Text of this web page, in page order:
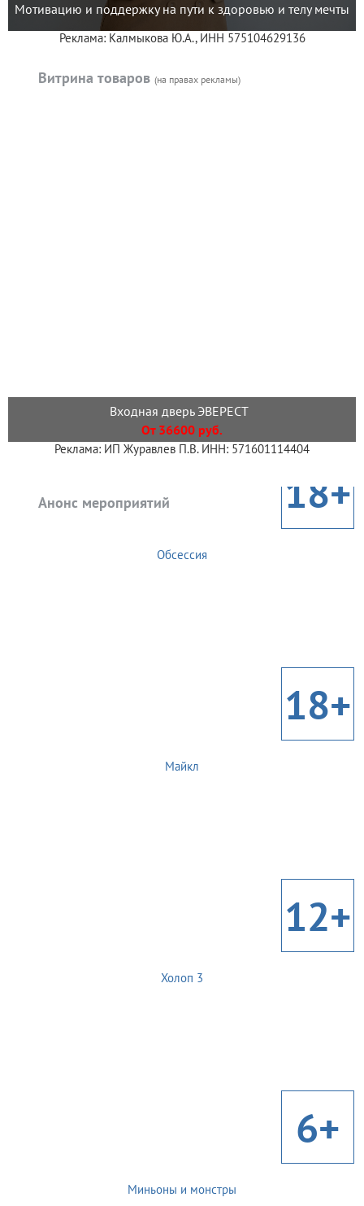
Мотивацию и поддержку на пути к здоровью и телу мечты
Реклама: Калмыкова Ю.А., ИНН 575104629136
Витрина товаров (на правах рекламы)
Входная дверь ЭВЕРЕСТ
От 36600 руб.
Реклама: ИП Журавлев П.В. ИНН: 571601114404
Анонс мероприятий 18+
Обсессия
18+
Майкл
12+
Холоп 3
6+
Миньоны и монстры